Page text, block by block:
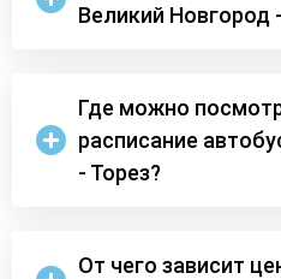
Великий Новгород
Где можно
расписание
- Торез?
От чего зависит